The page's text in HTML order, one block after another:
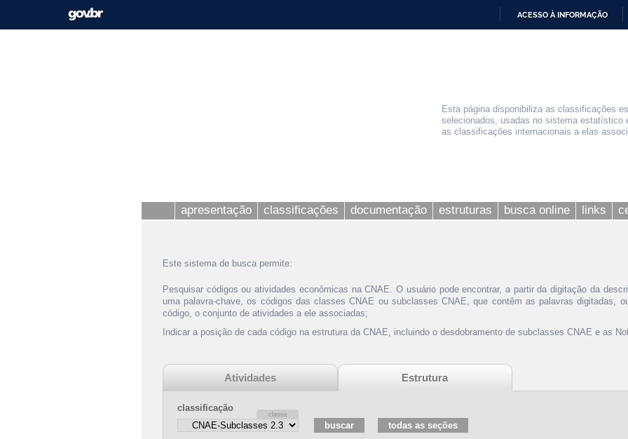
ACESSO À INFORMAÇÃO
Esta página disponibiliza as classificações
selecionados, usadas no sistema
as classificações internacionais a elas
apresentação classificações documentação estruturas busca online links
Este sistema de busca permite:
Pesquisar códigos ou atividades econômicas na CNAE. O usuário pode encontrar, a partir da digitação da
uma palavra-chave, os códigos das classes CNAE ou subclasses CNAE, que contêm as palavras digitadas,
código, o conjunto de atividades a ele associadas;
Indicar a posição de cada código na estrutura da CNAE, incluindo o desdobramento de subclasses CNAE e as
Atividades Estrutura
classificação